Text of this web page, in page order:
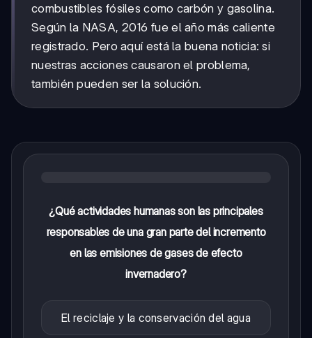
combustibles fósiles como carbón y gasolina.
Según la NASA, 2016 fue el año más caliente
registrado. Pero aquí está la buena noticia: si
nuestras acciones causaron el problema,
también pueden ser la solución.
¿Qué actividades humanas son las principales
responsables de una gran parte del incremento
en las emisiones de gases de efecto
invernadero?
El reciclaje y la conservación del agua